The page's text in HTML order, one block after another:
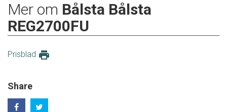
Mer om Bålsta Bålsta
REG2700FU
Prisblad print
Share